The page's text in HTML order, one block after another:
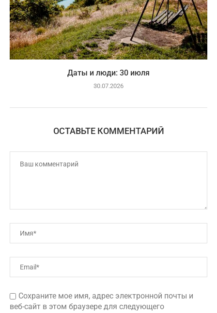
Даты и люди: 30 июля
30.07.2026
ОСТАВЬТЕ КОММЕНТАРИЙ
Сохраните мое имя, адрес электронной почты и
веб-сайт в этом браузере для следующего